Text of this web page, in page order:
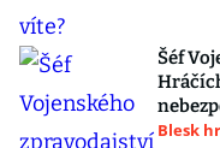
Šéf
Blesk